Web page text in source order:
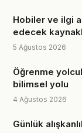
Hobiler ve ilgi
edecek
5 Ağustos 2026
Öğrenme
bilimsel yolu
4 Ağustos 2026
Günlük